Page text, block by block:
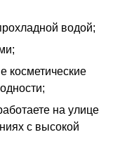
водой;
косметические
на улице
с высокой